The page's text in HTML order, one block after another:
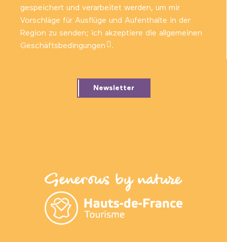
gespeichert und verarbeitet werden, um mir
Vorschläge für Ausflüge und Aufenthalte in der
Region zu senden; ich akzeptiere die allgemeinen
Geschäftsbedingungen
.
Newsletter